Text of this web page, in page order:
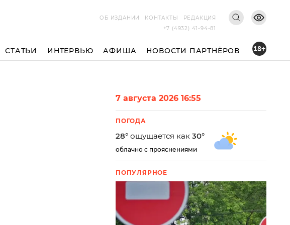
ОБ ИЗДАНИИ
КОНТАКТЫ
РЕДАКЦИЯ
+7 (4932) 41-94-81
СТАТЬИ ИНТЕРВЬЮ АФИША НОВОСТИ ПАРТНЁРОВ 18+
7 августа 2026 16:55
ПОГОДА
28° ощущается как 30°
облачно с прояснениями
ПОПУЛЯРНОЕ